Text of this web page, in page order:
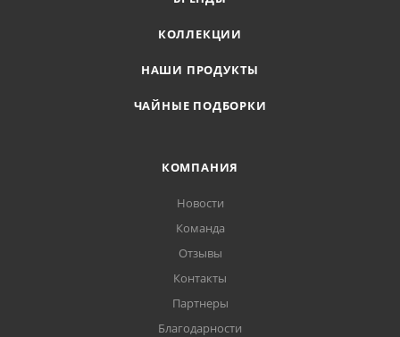
КОЛЛЕКЦИИ
НАШИ ПРОДУКТЫ
ЧАЙНЫЕ ПОДБОРКИ
КОМПАНИЯ
Новости
Команда
Отзывы
Контакты
Партнеры
Благодарности